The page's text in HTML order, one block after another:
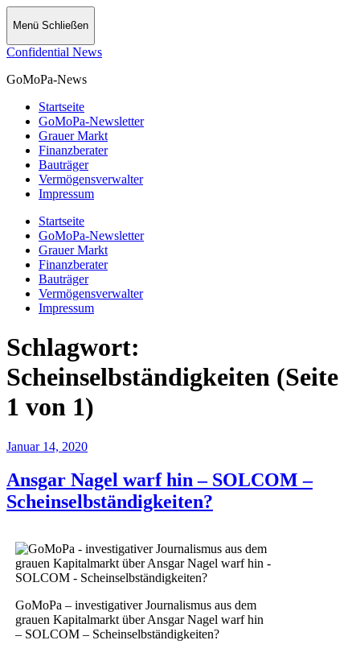
Menü Schließen
Confidential News
GoMoPa-News
Startseite
GoMoPa-Newsletter
Grauer Markt
Finanzberater
Bauträger
Vermögensverwalter
Impressum
Startseite
GoMoPa-Newsletter
Grauer Markt
Finanzberater
Bauträger
Vermögensverwalter
Impressum
Schlagwort:
Scheinselbständigkeiten (Seite
1 von 1)
Januar 14, 2020
Ansgar Nagel warf hin – SOLCOM –
Scheinselbständigkeiten?
GoMoPa – investigativer Journalismus aus dem
grauen Kapitalmarkt über Ansgar Nagel warf hin
– SOLCOM – Scheinselbständigkeiten?